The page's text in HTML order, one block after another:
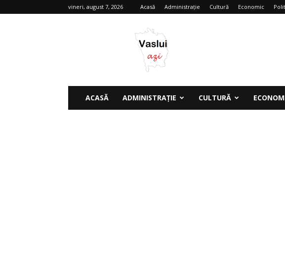
vineri, august 7, 2026 Acasă Administrație Cultură Economic
ACASĂ ADMINISTRAȚIE CULTURĂ